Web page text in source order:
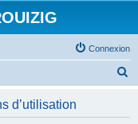
Connexion
d’utilisation